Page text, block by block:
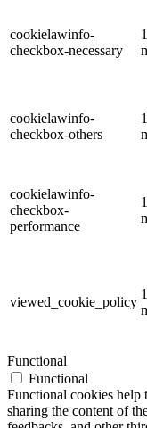
cookielawinfo-
checkbox-necessary
cookielawinfo-
checkbox-others
cookielawinfo-
checkbox-
performance
viewed_cookie_policy
Functional
Functional
Functional cookies help
sharing the content of